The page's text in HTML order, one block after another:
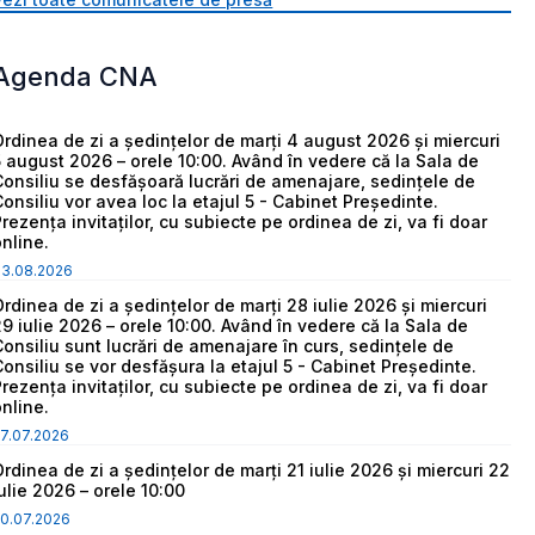
CNA
de zi a ședințelor de marți 4 august 2026 și miercuri
august 2026 – orele 10:00. Având în vedere că la Sala de
se desfășoară lucrări de amenajare, sedințele de
vor avea loc la etajul 5 - Cabinet Președinte.
invitaților, cu subiecte pe ordinea de zi, va fi doar
de zi a ședințelor de marți 28 iulie 2026 și miercuri
iulie 2026 – orele 10:00. Având în vedere că la Sala de
sunt lucrări de amenajare în curs, sedințele de
se vor desfășura la etajul 5 - Cabinet Președinte.
invitaților, cu subiecte pe ordinea de zi, va fi doar
de zi a ședințelor de marți 21 iulie 2026 și miercuri 22
2026 – orele 10:00